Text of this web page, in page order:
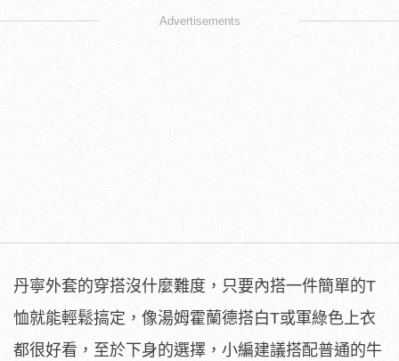
Advertisements
丹寧外套的穿搭沒什麼難度，只要內搭一件簡單的T
恤就能輕鬆搞定，像湯姆霍蘭德搭白T或軍綠色上衣
都很好看，至於下身的選擇，小編建議搭配普通的牛